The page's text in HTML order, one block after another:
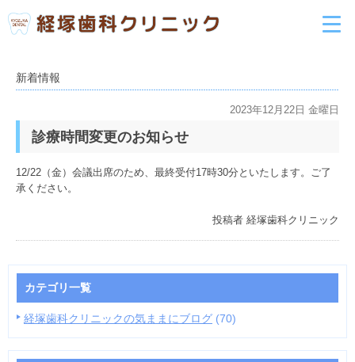
新着情報
2023年12月22日 金曜日
診療時間変更のお知らせ
12/22（金）会議出席のため、最終受付17時30分といたします。ご了
承ください。
投稿者 経塚歯科クリニック
カテゴリ一覧
経塚歯科クリニックの気ままにブログ (70)